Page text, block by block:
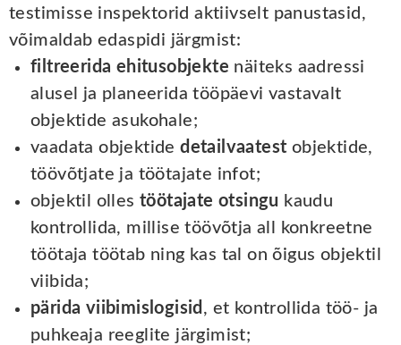
testimisse inspektorid aktiivselt panustasid,
võimaldab edaspidi järgmist:
filtreerida ehitusobjekte näiteks aadressi
alusel ja planeerida tööpäevi vastavalt
objektide asukohale;
vaadata objektidedetailvaatest objektide,
töövõtjate ja töötajate infot;
objektil olles töötajate otsingu kaudu
kontrollida, millise töövõtja all konkreetne
töötaja töötab ning kas tal on õigus objektil
viibida;
pärida viibimislogisid , et kontrollida töö- ja
puhkeaja reeglite järgimist;